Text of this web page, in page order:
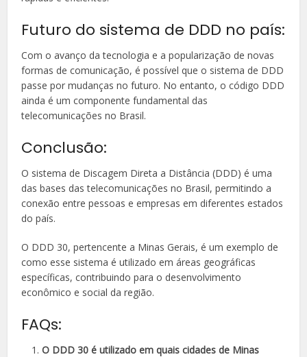
Futuro do sistema de DDD no país:
Com o avanço da tecnologia e a popularização de novas
formas de comunicação, é possível que o sistema de DDD
passe por mudanças no futuro. No entanto, o código DDD
ainda é um componente fundamental das
telecomunicações no Brasil.
Conclusão:
O sistema de Discagem Direta a Distância (DDD) é uma
das bases das telecomunicações no Brasil, permitindo a
conexão entre pessoas e empresas em diferentes estados
do país.
O DDD 30, pertencente a Minas Gerais, é um exemplo de
como esse sistema é utilizado em áreas geográficas
específicas, contribuindo para o desenvolvimento
econômico e social da região.
FAQs:
O DDD 30 é utilizado em quais cidades de Minas